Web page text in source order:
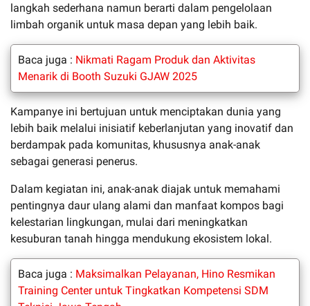
langkah sederhana namun berarti dalam pengelolaan
limbah organik untuk masa depan yang lebih baik.
Baca juga : Nikmati Ragam Produk dan Aktivitas
Menarik di Booth Suzuki GJAW 2025
Kampanye ini bertujuan untuk menciptakan dunia yang
lebih baik melalui inisiatif keberlanjutan yang inovatif dan
berdampak pada komunitas, khususnya anak-anak
sebagai generasi penerus.
Dalam kegiatan ini, anak-anak diajak untuk memahami
pentingnya daur ulang alami dan manfaat kompos bagi
kelestarian lingkungan, mulai dari meningkatkan
kesuburan tanah hingga mendukung ekosistem lokal.
Baca juga : Maksimalkan Pelayanan, Hino Resmikan
Training Center untuk Tingkatkan Kompetensi SDM